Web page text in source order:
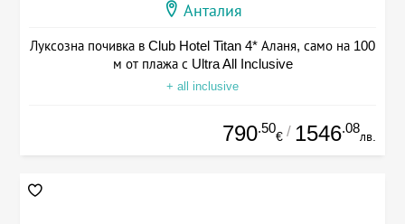
Анталия
Луксозна почивка в Club Hotel Titan 4* Аланя, само на 100
м от плажа с Ultra All Inclusive
+ all inclusive
790.50
€ / 1546.08
лв.